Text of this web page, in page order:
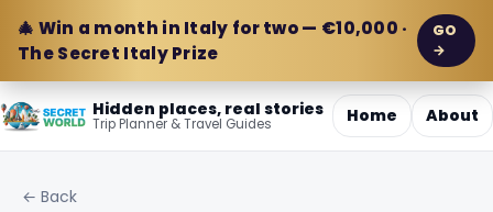
🎄 Win a month in Italy for two — €10,000 ·
The Secret Italy Prize
GO
→
Hidden places, real stories
Trip Planner & Travel Guides Home About
← Back